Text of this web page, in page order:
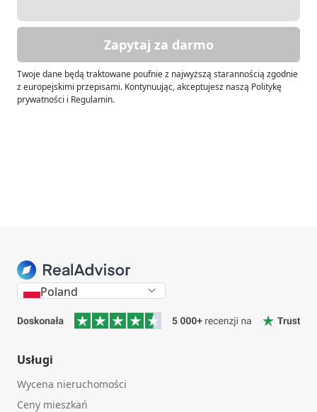
Zapytaj za darmo
Twoje dane będą traktowane poufnie z najwyższą starannością zgodnie
z europejskimi przepisami. Kontynuując, akceptujesz naszą Politykę
prywatności i Regulamin.
Poland
Usługi
Wycena nieruchomości
Ceny mieszkań